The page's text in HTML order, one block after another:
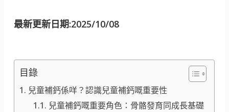
最新更新日期:2025/10/08
目錄
兒童補鈣係咩？認識兒童補鈣嘅重要性
兒童補鈣嘅重要角色：骨骼發育同成長基礎